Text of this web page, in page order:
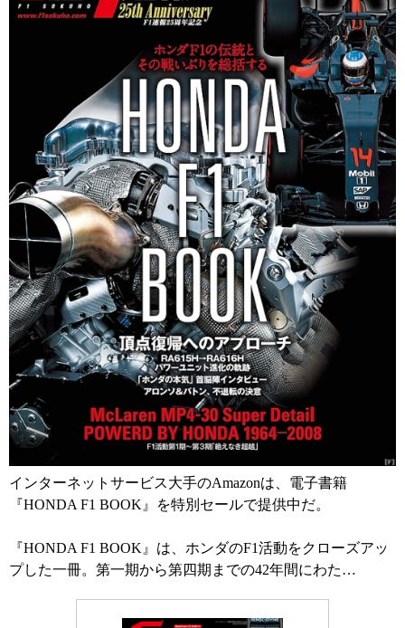
インターネットサービス大手のAmazonは、電子書籍
『HONDA F1 BOOK』を特別セールで提供中だ。
『HONDA F1 BOOK』は、ホンダのF1活動をクローズアッ
プした一冊。第一期から第四期までの42年間にわた…